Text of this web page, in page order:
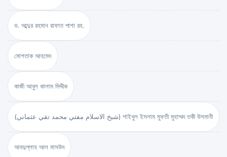
ড. আব্দুর রহমান রাফাত পাশা রহ.
মোশতাক আহমেদ
কাজী আবুল কালাম সিদ্দীক
(شيخ الاسلام مفتي محمد تقي عثماني) শাইখুল ইসলাম মুফতী মুহাম্মদ তকী উসমানী
আবদুল্লাহ আল মাসউদ